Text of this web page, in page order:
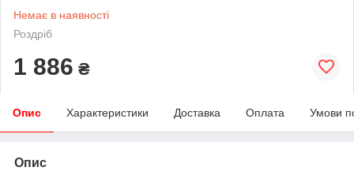
Немає в наявності
Роздріб
1 886 ₴
Опис Характеристики Доставка Оплата Умови
Опис